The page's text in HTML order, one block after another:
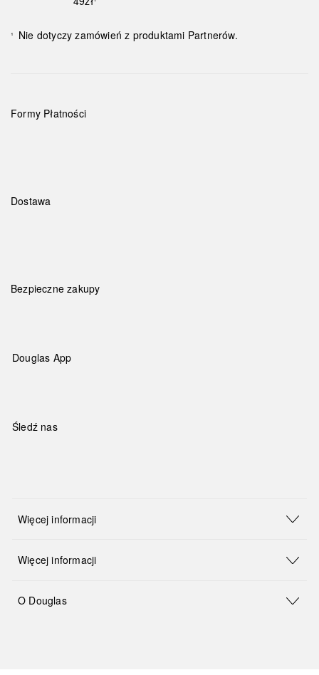
¹ Nie dotyczy zamówień z produktami Partnerów.
Formy Płatności
Dostawa
Bezpieczne zakupy
Douglas App
Śledź nas
Więcej informacji
Więcej informacji
O Douglas